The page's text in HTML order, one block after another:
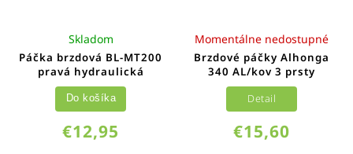
Páčka brzdová BL-MT200
pravá hydraulická
Skladom
€12,95
Do košíka
Brzdové páčky Alhonga
340 AL/kov 3 prsty
Momentálne nedostupné
€15,60
Detail